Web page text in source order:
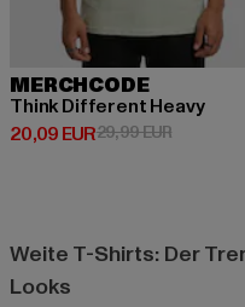
MERCHCODE
Think Different Heavy
20,09 EUR
Derzeitiger Preis: 20,09 EUR
29,99 EUR
Weite T-Shirts: Der
Looks